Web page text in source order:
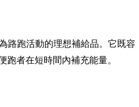
路跑活動的理想補給品。它既容
跑者在短時間內補充能量。